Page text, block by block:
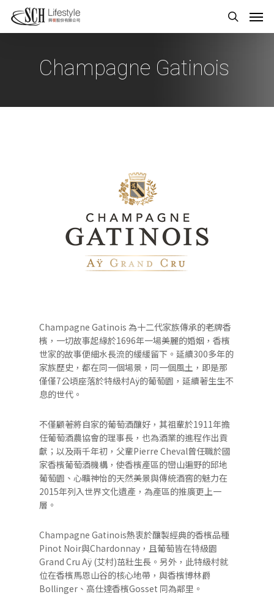
Champagne Gatinois
Champagne Gatinois 為十二代家族傳承的老牌香
檳，一切故事起緣於1696年一場美麗的婚姻，香檳
世家的故事便細水長流的緩緩留下。延續300多年的
家族歷史，都在同一個場景，同一個風土，即是那
僅僅7公頃座落於特級村Aÿ的葡萄園，延續著生生不
息的世代。
不僅顧著將自家的葡萄酒釀好，其祖輩於1911年擔
任葡萄酒農協會的理事長，也為酒業的進程作出貢
獻；以及兩千年初，父輩Pierre Cheval曾任職於國
家香檳葡萄酒機構，使香檳產區的巒山遍野的邱地
葡萄園、心曠神怡的天然美景與傳統酒窖的魅力在
2015年列入世界文化遺產，為產區的推廣更上一
層。
Champagne Gatinois熱衷於釀製經典的香檳品種
Pinot Noir與Chardonnay，且葡萄皆在特級園
Grand Cru Aÿ (艾村)茁壯生長。另外，此特級村就
位在香檳馬恩山谷的核心地帶，與香檳博林爵
Bollinger、高仕達香檳Gosset 同為鄰里。